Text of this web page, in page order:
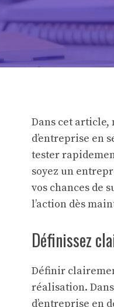
Dans cet article,
d’entreprise en
tester
soyez un
vos chances de
l’action dès
Définissez
Définir
réalisation.
d’entreprise en